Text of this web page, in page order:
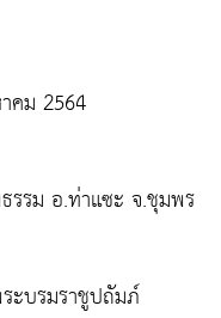
คม 2564
รม อ.ท่าแซะ จ.ชุมพร
ะบรมราชูปถัมภ์